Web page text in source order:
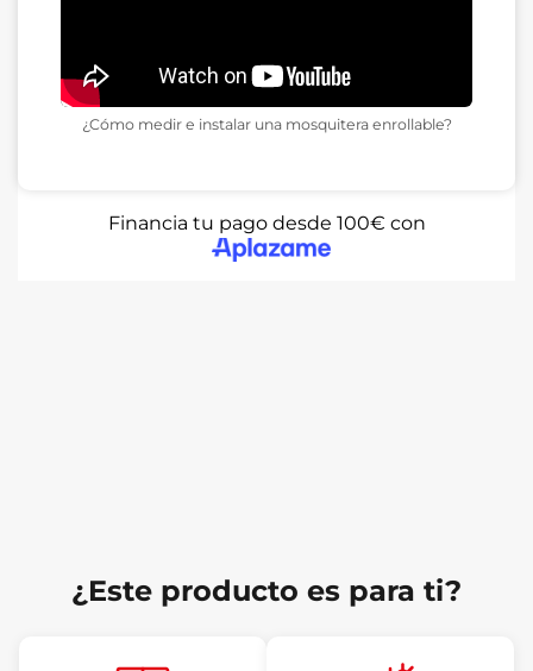
¿Cómo medir e instalar una mosquitera enrollable?
Financia tu pago desde 100€ con
¿Este producto es para ti?